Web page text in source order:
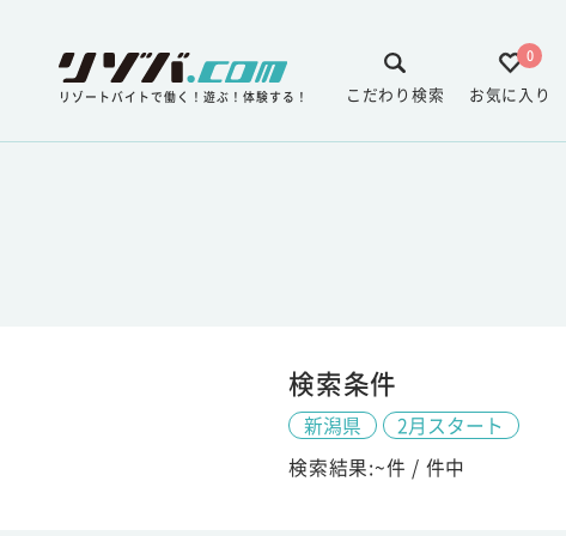
リゾートバイトで働く！遊ぶ！体験する！
0
お気に入り
こだわり検索
検索条件
新潟県
2月スタート
検索結果:~件 / 件中